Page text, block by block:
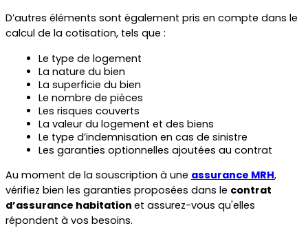
D’autres éléments sont également pris en compte dans le
calcul de la cotisation, tels que :
Le type de logement
La nature du bien
La superficie du bien
Le nombre de pièces
Les risques couverts
La valeur du logement et des biens
Le type d’indemnisation en cas de sinistre
Les garanties optionnelles ajoutées au contrat
Au moment de la souscription à une assurance MRH,
vérifiez bien les garanties proposées dans le contrat
d’assurance habitation et assurez-vous qu'elles
répondent à vos besoins.